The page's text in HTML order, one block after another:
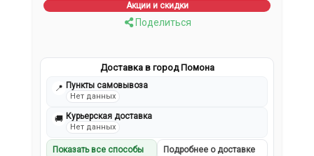
Акции и скидки
Поделиться
Доставка в город Помона
📍 Пункты самовывоза
Нет данных
🚚 Курьерская доставка
Нет данных
Показать все способы Подробнее о доставке